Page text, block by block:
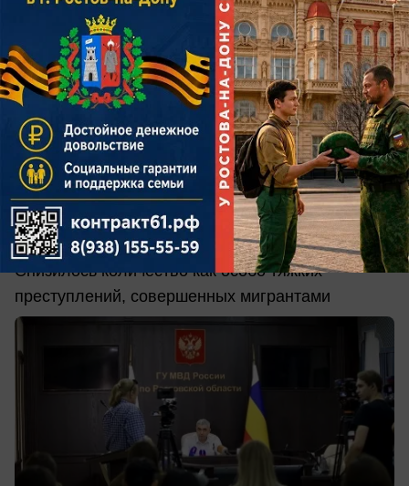
сегодня в 20:00 0
Общество
В МВД раскрыли долю преступлений,
которые мигранты совершили в
Ростовской области
Снизилось количество как особо тяжких
преступлений, совершенных мигрантами